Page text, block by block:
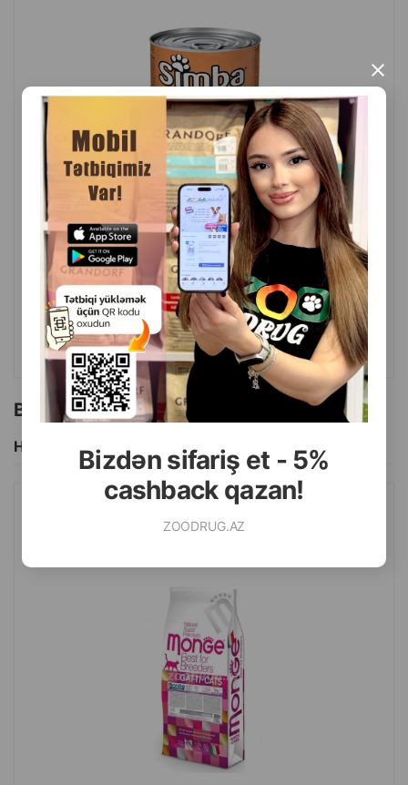
Bizdən sifariş et - 5%
cashback qazan!
ZOODRUG.AZ
×
( Rəylər)
Çəki Qiymət
Almaq
1 ədəd
2.50
ALMAQ
Bu brendin başqa məhsulları
Hamısını Gör